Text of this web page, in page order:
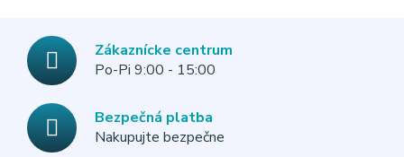
Zákaznícke centrum
Po-Pi 9:00 - 15:00
Bezpečná platba
Nakupujte bezpečne